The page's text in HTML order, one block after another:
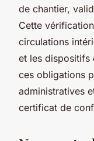
de chantier,
Cette
circulations
et les dispositifs
ces obligations
administratives
certificat de